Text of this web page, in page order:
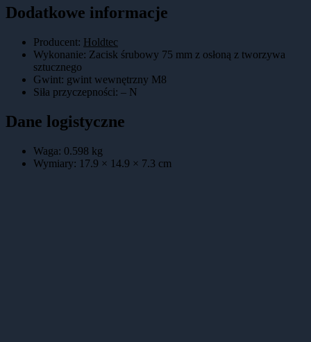
Dodatkowe informacje
Producent: Holdtec
Wykonanie: Zacisk śrubowy 75 mm z osłoną z tworzywa
sztucznego
Gwint: gwint wewnętrzny M8
Siła przyczepności: – N
Dane logistyczne
Waga: 0.598 kg
Wymiary: 17.9 × 14.9 × 7.3 cm